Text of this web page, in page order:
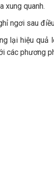
xung quanh.
ngơi sau
lại hiệu quả
các phương